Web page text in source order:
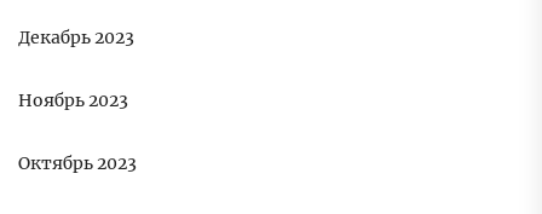
Декабрь 2023
Ноябрь 2023
Октябрь 2023